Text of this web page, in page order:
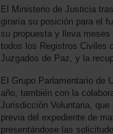
El Ministerio de Justicia
giraría su posición para el
su propuesta y lleva meses
todos los Registros Civiles
Juzgados de Paz, y la
El Grupo Parlamentario de
año, también con la
Jurisdicción Voluntaria,
previa del expediente de
presentándose las